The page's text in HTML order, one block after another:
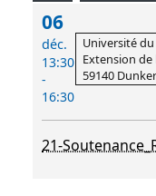
06
déc.
13:30
-
16:30
Université
Extension de
59140
21-